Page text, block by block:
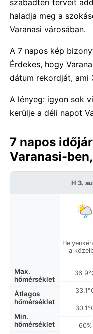
szabadtéri terveit
haladja meg a
Varanasi városában.
A 7 napos kép
Érdekes, hogy
dátum rekordját, ami
A lényeg: igyon sok
kerülje a déli napot
7 napos
Varanasi-
Max.
hőmérséklet
Átlagos
hőmérséklet
Min.
hőmérséklet
H 3.
a
60%